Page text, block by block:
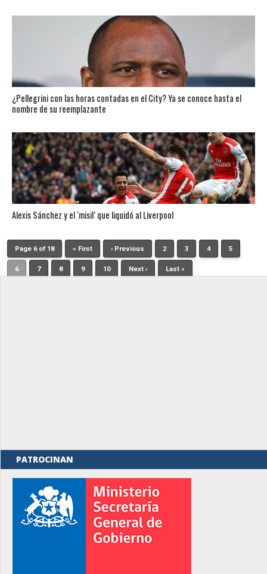
¿Pellegrini con las horas contadas en el City? Ya se conoce hasta el
nombre de su reemplazante
Alexis Sánchez y el ‘misil’ que liquidó al Liverpool
Page 6 of 18 « First ‹ Previous 2 3 4 5
6 7 8 9 10 Next › Last »
PATROCINAN